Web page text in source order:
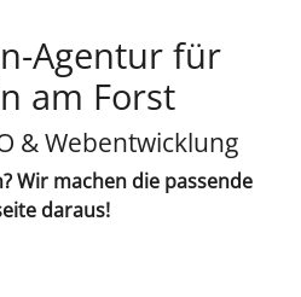
Agentur für
am Forst
& Webentwicklung
Wir machen die passende
daraus!